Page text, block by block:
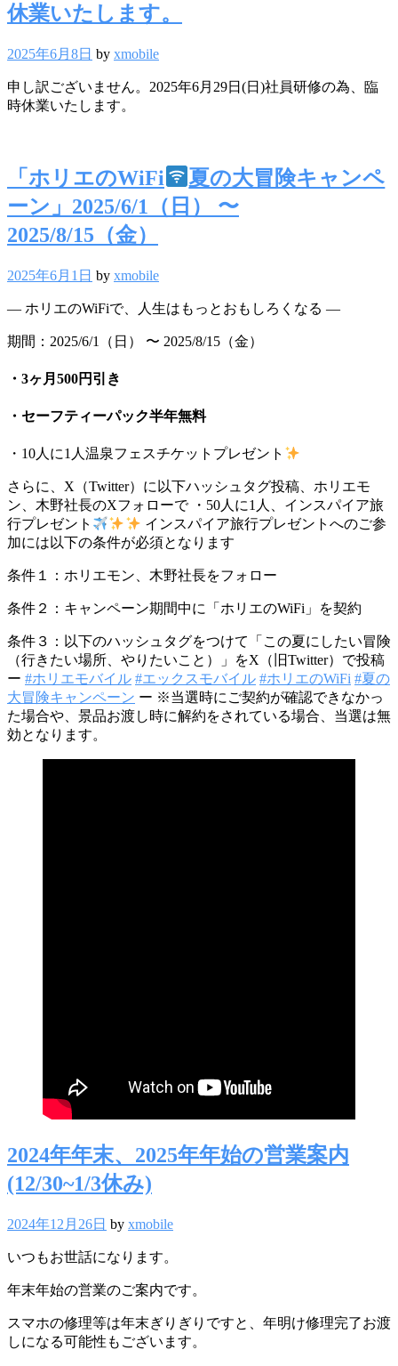
休業いたします。
2025年6月8日 by xmobile
申し訳ございません。2025年6月29日(日)社員研修の為、臨
時休業いたします。
「ホリエのWiFi
夏の大冒険キャンペ
ーン」2025/6/1（日） 〜
2025/8/15（金）
2025年6月1日 by xmobile
― ホリエのWiFiで、人生はもっとおもしろくなる ―
期間：2025/6/1（日） 〜 2025/8/15（金）
・3ヶ月500円引き
・セーフティーパック半年無料
・10人に1人温泉フェスチケットプレゼント
さらに、X（Twitter）に以下ハッシュタグ投稿、ホリエモ
ン、木野社長のXフォローで ・50人に1人、インスパイア旅
行プレゼント
インスパイア旅行プレゼントへのご参
加には以下の条件が必須となります
条件１：ホリエモン、木野社長をフォロー
条件２：キャンペーン期間中に「ホリエのWiFi」を契約
条件３：以下のハッシュタグをつけて「この夏にしたい冒険
（行きたい場所、やりたいこと）」をX（旧Twitter）で投稿
ー #ホリエモバイル #エックスモバイル #ホリエのWiFi #夏の
大冒険キャンペーン ー ※当選時にご契約が確認できなかっ
た場合や、景品お渡し時に解約をされている場合、当選は無
効となります。
2024年年末、2025年年始の営業案内
(12/30~1/3休み)
2024年12月26日 by xmobile
いつもお世話になります。
年末年始の営業のご案内です。
スマホの修理等は年末ぎりぎりですと、年明け修理完了お渡
しになる可能性もございます。